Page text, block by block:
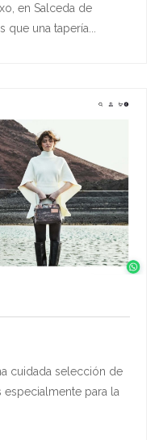
en Salceda de
una tapería...
cuidada selección de
para la